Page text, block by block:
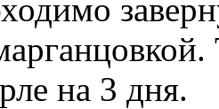
на 3 дня.